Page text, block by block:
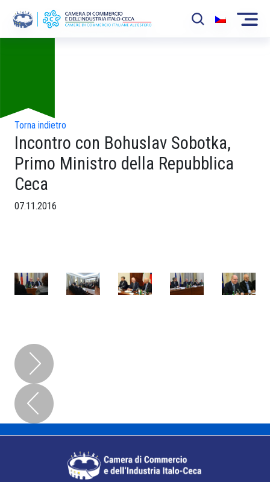
Eventi
Sviluppo Mercato
Soci
Torna indietro
Incontro con Bohuslav Sobotka,
Primo Ministro della Repubblica
Ceca
07.11.2016